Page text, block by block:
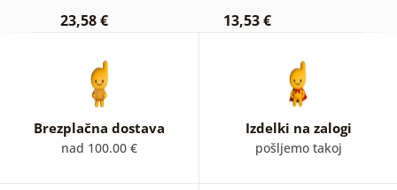
23,58 € 13,53 €
Brezplačna dostava
nad 100.00 €
Izdelki na zalogi
pošljemo takoj